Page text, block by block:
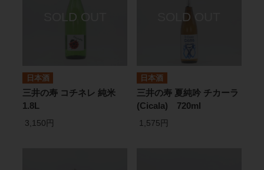
日本酒
三井の寿 コチネレ 純米
1.8L
3,150円
日本酒
三井の寿 夏純吟 チカーラ
(Cicala) 720ml
1,575円